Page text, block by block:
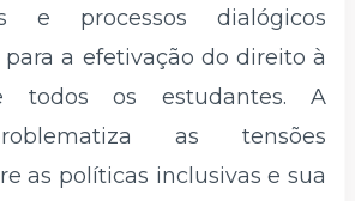
e processos dialógicos
a efetivação do direito à
todos os estudantes. A
as tensões
as políticas inclusivas e sua